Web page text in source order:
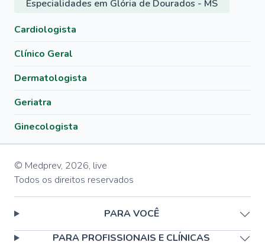
Especialidades em Glória de Dourados - MS
Cardiologista
Clínico Geral
Dermatologista
Geriatra
Ginecologista
© Medprev, 2026, live
Todos os direitos reservados
PARA VOCÊ
PARA PROFISSIONAIS E CLÍNICAS